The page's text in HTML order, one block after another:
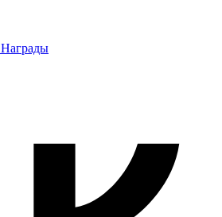
Награды